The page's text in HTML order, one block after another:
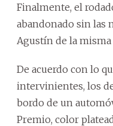
Finalmente, el
abandonado sin las
Agustín de la misma
De acuerdo con lo
intervinientes, los
bordo de un
Premio, color